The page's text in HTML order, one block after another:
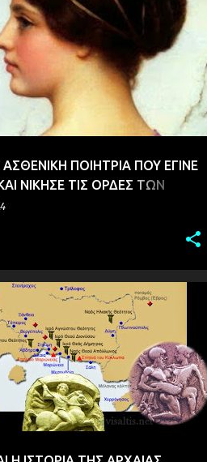
ΠΟΙΗΤΡΙΑ ΠΟΥ ΕΓΙΝΕ
ΝΙΚΗΣΕ ΤΙΣ ΟΡΔΕΣ ΤΩΝ
IΣΤ